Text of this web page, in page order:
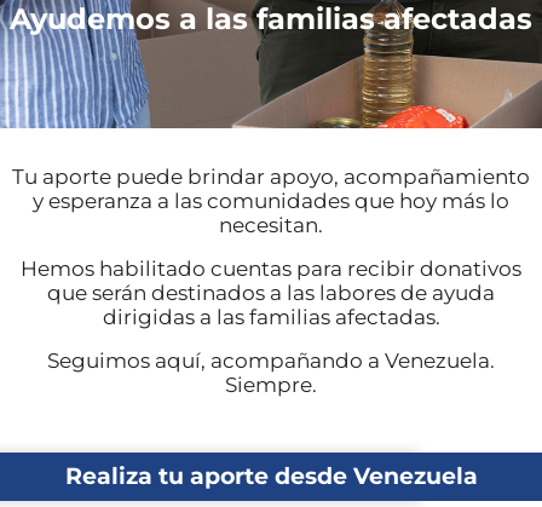
Ayudemos a las familias afectadas
Tu aporte puede brindar apoyo, acompañamiento
y esperanza a las comunidades que hoy más lo
necesitan.
Hemos habilitado cuentas para recibir donativos
que serán destinados a las labores de ayuda
dirigidas a las familias afectadas.
Seguimos aquí, acompañando a Venezuela.
Siempre.
Realiza tu aporte desde Venezuela